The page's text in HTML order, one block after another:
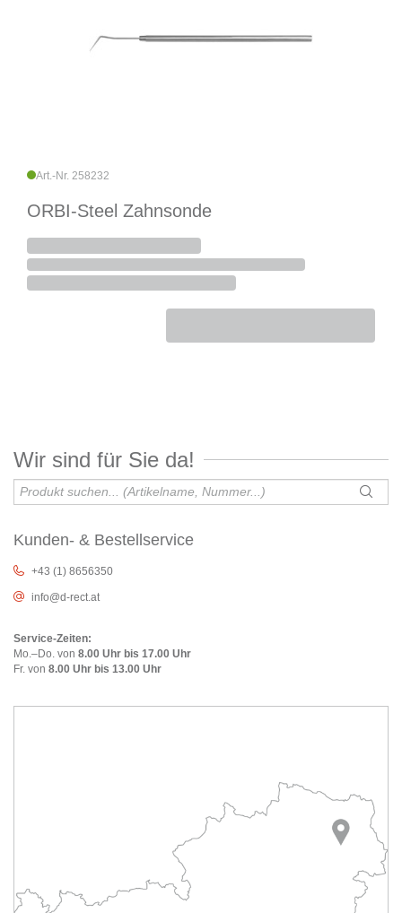
Art.-Nr. 258232
ORBI-Steel Zahnsonde
Wir sind für Sie da!
Kunden- & Bestellservice
+43 (1) 8656350
info@d-rect.at
Service-Zeiten:
Mo.–Do. von 8.00 Uhr bis 17.00 Uhr
Fr. von 8.00 Uhr bis 13.00 Uhr